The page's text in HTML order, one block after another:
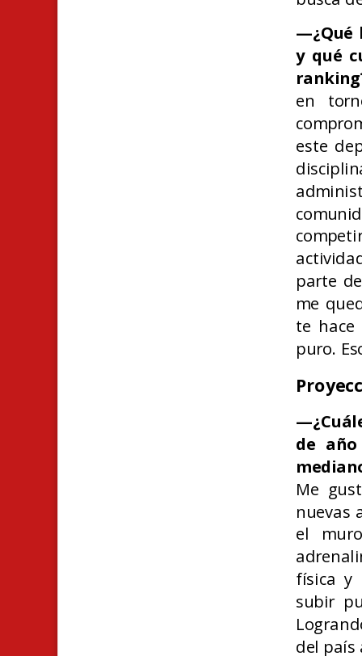
—¿Qué
y qué
en
este
parte
me
te
puro.
de
Me
nuevas
el
física y
subir
del país